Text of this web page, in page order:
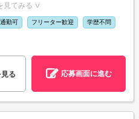
見てみる ∨
勤可 フリーター歓迎 学歴不問
る 応募画面に進む